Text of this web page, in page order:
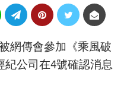
網傳會參加《乘風破
紀公司在4號確認消息